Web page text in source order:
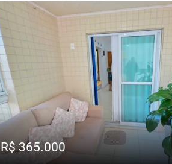
R$ 365.000